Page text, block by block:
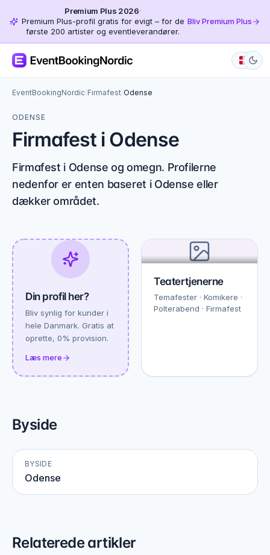
Premium Plus 2026·
Premium Plus-profil gratis for evigt – for de
første 200 artister og eventleverandører.
Bliv Premium Plus
EventBookingNordic/Firmafest/Odense
ODENSE
Firmafest i Odense
Firmafest i Odense og omegn. Profilerne
nedenfor er enten baseret i Odense eller
dækker området.
Din profil her?
Bliv synlig for kunder i
hele Danmark. Gratis at
oprette, 0% provision.
Læs mere
Teatertjenerne
Temafester · Komikere ·
Polterabend · Firmafest
Byside
BYSIDE
Odense
Relaterede artikler